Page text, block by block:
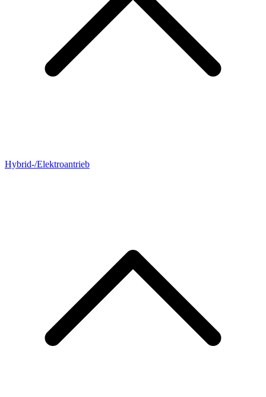
Hybrid-/Elektroantrieb